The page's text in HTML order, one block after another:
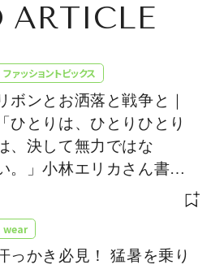
ARTICLE
ファッショントピックス
ボンとお洒落と戦争と｜
「ひとりは、ひとりひとり
、決して無力ではな
。」小林エリカさん書き
wear
っかき必見！ 猛暑を乗り